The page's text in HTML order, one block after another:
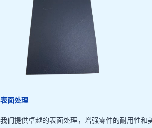
表面处理
我们提供卓越的表面处理，增强零件的耐用性和